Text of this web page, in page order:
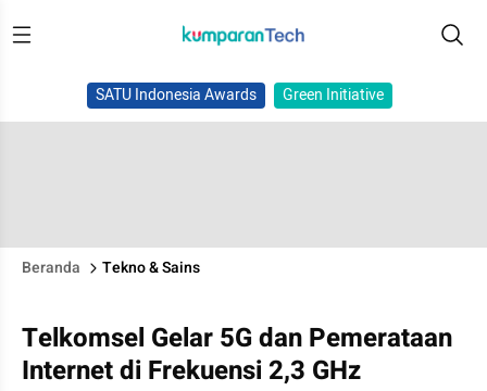
SATU Indonesia Awards Green Initiative
Beranda Tekno & Sains
Telkomsel Gelar 5G dan Pemerataan
Internet di Frekuensi 2,3 GHz